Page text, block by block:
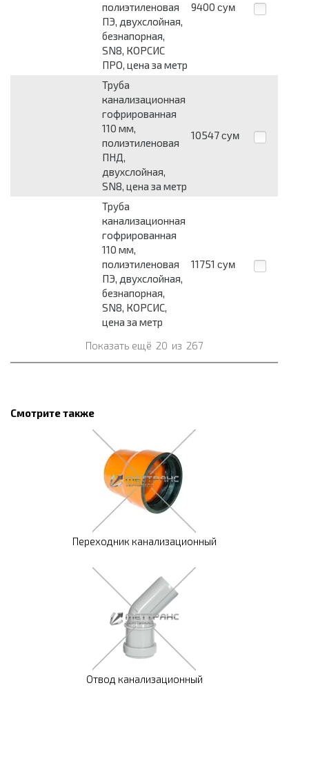
полиэтиленовая
ПЭ, двухслойная,
безнапорная,
SN8, КОРСИС
ПРО, цена за метр
9400 сум
Труба
канализационная
гофрированная
110 мм,
полиэтиленовая
ПНД,
двухслойная,
SN8, цена за метр
10547 сум
Труба
канализационная
гофрированная
110 мм,
полиэтиленовая
ПЭ, двухслойная,
безнапорная,
SN8, КОРСИС,
цена за метр
11751 сум
Показать ещё 20 из 267
Смотрите также
Переходник канализационный
Отвод канализационный